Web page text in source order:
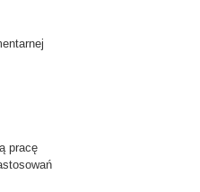
pracę